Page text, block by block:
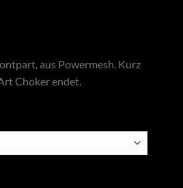
aus Powermesh. Kurz
Choker endet.